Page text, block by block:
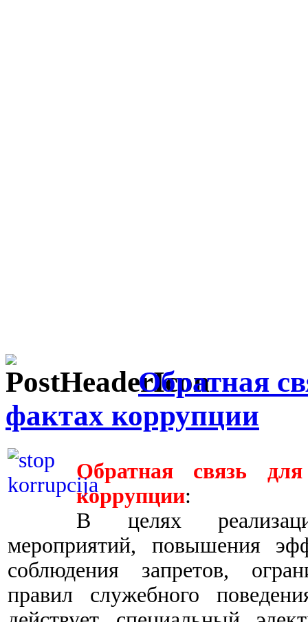
Обратная
фактах коррупции
Обратная связь
коррупции:
В целях
мероприятий, повышения
соблюдения запретов,
правил служебного